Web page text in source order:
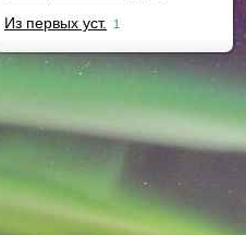
Из первых уст. 1